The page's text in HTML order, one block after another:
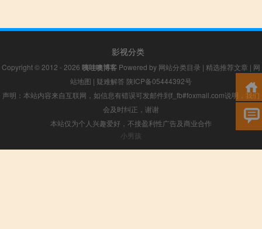
影视分类
Copyright © 2012 - 2026 咦哇噢博客 Powered by 网站分类目录 | 精选推荐文章 | 网
站地图 | 疑难解答 陕ICP备05444392号
声明：本站内容来自互联网，如信息有错误可发邮件到f_fb#foxmail.com说明，我们
会及时纠正，谢谢
本站仅为个人兴趣爱好，不接盈利性广告及商业合作
小男孩